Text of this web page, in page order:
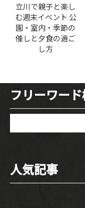
立川で親子と楽し
む週末イベント 公
園・室内・季節の
催しと夕食の過ご
し方
フリーワー
人気記事